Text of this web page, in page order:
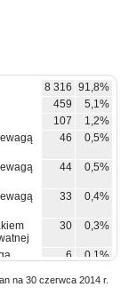
8 316 91,8%
459
5,1%
107
1,2%
46 0,5%
44 0,5%
33 0,4%
30 0,3%
6 0,1%
na 30 czerwca 2014 r.